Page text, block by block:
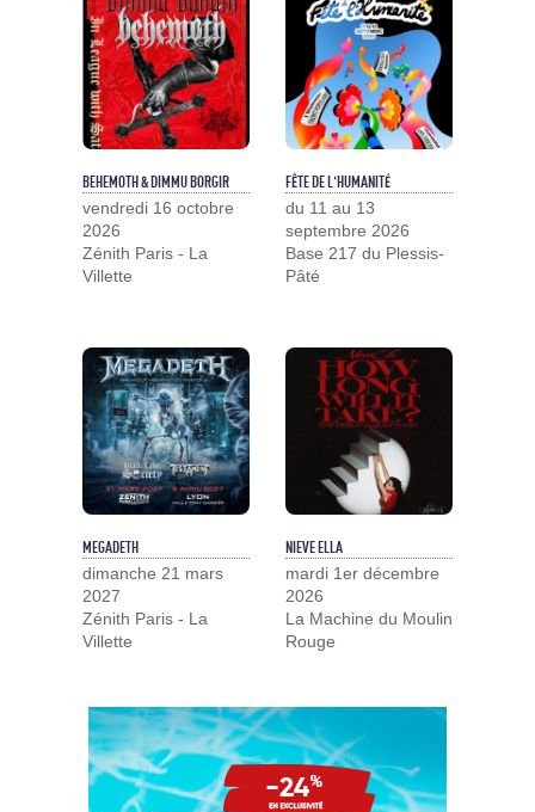
BEHEMOTH & DIMMU BORGIR
vendredi 16 octobre
2026
Zénith Paris - La
Villette
FÊTE DE L'HUMANITÉ
du 11 au 13
septembre 2026
Base 217 du Plessis-
Pâté
MEGADETH
dimanche 21 mars
2027
Zénith Paris - La
Villette
NIEVE ELLA
mardi 1er décembre
2026
La Machine du Moulin
Rouge